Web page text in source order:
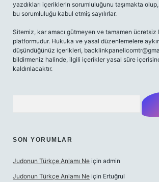
yazdıkları içeriklerin sorumluluğunu taşımakta
bu sorumluluğu kabul etmiş sayılırlar.
Sitemiz, kar amacı gütmeyen ve tamamen ücretsiz
platformudur. Hukuka ve yasal düzenlemelere
düşündüğünüz içerikleri,
bildirmeniz halinde, ilgili içerikler yasal süre
kaldırılacaktır.
SON YORUMLAR
Judonun Türkçe Anlamı Ne için admin
Judonun Türkçe Anlamı Ne için Ertuğrul